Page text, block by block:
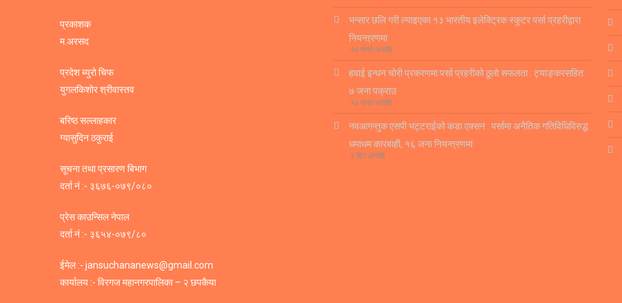
प्रकाशक
म.अरसद
प्रदेश ब्युरो चिफ
युगलकिशोर श्रीवास्तव
बरिष्ठ सल्लाहकार
ग्यासुदिन ठकुराई
सूचना तथा प्रसारण बिभाग
दर्ता नं :- ३६७६-०७९/०८०
प्रेस काउन्सिल नेपाल
दर्ता नं :- ३६५४-०७९/८०
ईमेल :- jansuchananews@gmail.com
कार्यालय :- विरगज महानगरपालिका – २ छपकैया
भन्सार छलि गरी ल्याइएका १३ भारतीय इलेक्ट्रिक स्कुटर पर्सा प्रहरीद्वारा
नियन्त्रणमा
१४ घण्टा अगाडि
हवाई इन्धन चोरी प्रकरणमा पर्सा प्रहरीको ठूलो सफलता : ट्याङ्करसहित
७ जना पक्राउ
१४ घण्टा अगाडि
नवआगन्तुक एसपी भट्टराईको कडा एक्सन : पर्सामा अनैतिक गतिविधिविरुद्ध
धमाधम कारबाही, १६ जना नियन्त्रणमा
१ दिन अगाडि